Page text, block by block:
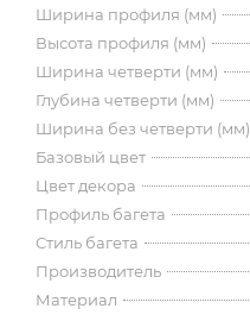
Ширина профиля (мм)
Высота профиля (мм)
Ширина четверти (мм)
Глубина четверти (мм)
Ширина без четверти (мм)
Базовый цвет
Цвет декора
Профиль багета
Стиль багета
Производитель
Материал